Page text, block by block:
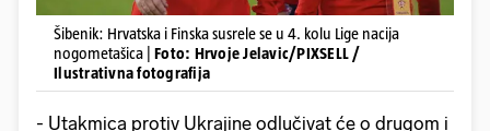
Šibenik: Hrvatska i Finska susrele se u 4. kolu Lige nacija
nogometašica | Foto: Hrvoje Jelavic/PIXSELL /
Ilustrativna fotografija
- Utakmica protiv Ukrajine odlučivat će o drugom i